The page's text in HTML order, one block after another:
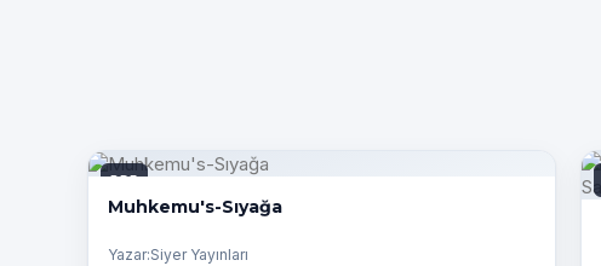
PDF
Muhkemu's-Sıyağa
Yazar:Siyer Yayınları